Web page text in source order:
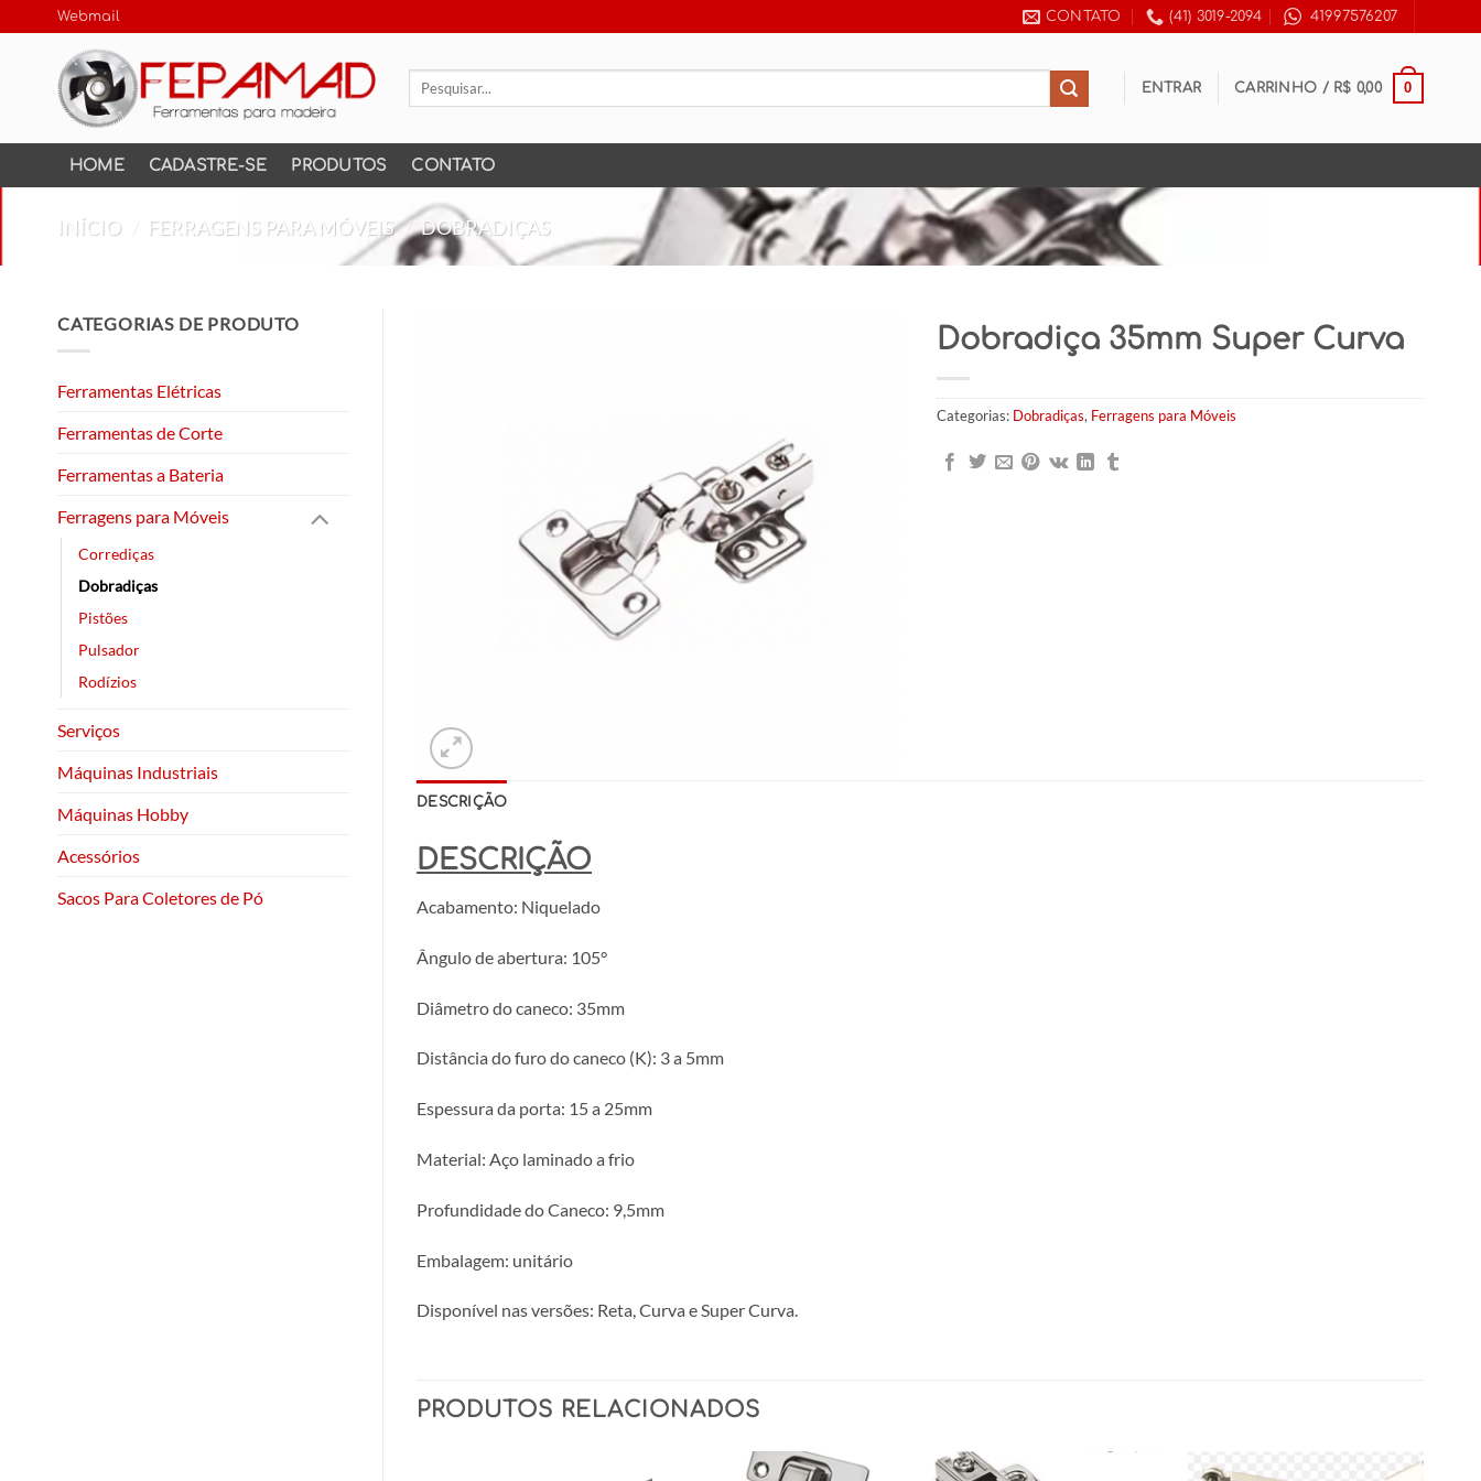
to
Webmail CONTATO (41) 3019-2094 41997576207
Pesquisar
ENTRAR CARRINHO / R$ 0,00 0
HOME CADASTRE-SE PRODUTOS CONTATO
INÍCIO FERRAGENS PARA MÓVEIS / DOBRADIÇAS
CATEGORIAS DE PRODUTO
Ferramentas Elétricas
Ferramentas de Corte
Ferramentas a Bateria
Ferragens para Móveis
Corrediças
Dobradiças
Pistões
Pulsador
Rodízios
Serviços
Máquinas Industriais
Máquinas Hobby
Acessórios
Sacos Para Coletores de Pó
Dobradiça 35mm Super Curva
Categorias: Dobradiças, Ferragens para Móveis
DESCRIÇÃO
DESCRIÇÃO
Acabamento: Niquelado
Ângulo de abertura: 105°
Diâmetro do caneco: 35mm
Distância do furo do caneco (K): 3 a 5mm
Espessura da porta: 15 a 25mm
Material: Aço laminado a frio
Profundidade do Caneco: 9,5mm
Embalagem: unitário
Disponível nas versões: Reta, Curva e Super Curva.
PRODUTOS RELACIONADOS